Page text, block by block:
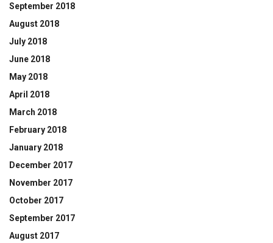
September 2018
August 2018
July 2018
June 2018
May 2018
April 2018
March 2018
February 2018
January 2018
December 2017
November 2017
October 2017
September 2017
August 2017